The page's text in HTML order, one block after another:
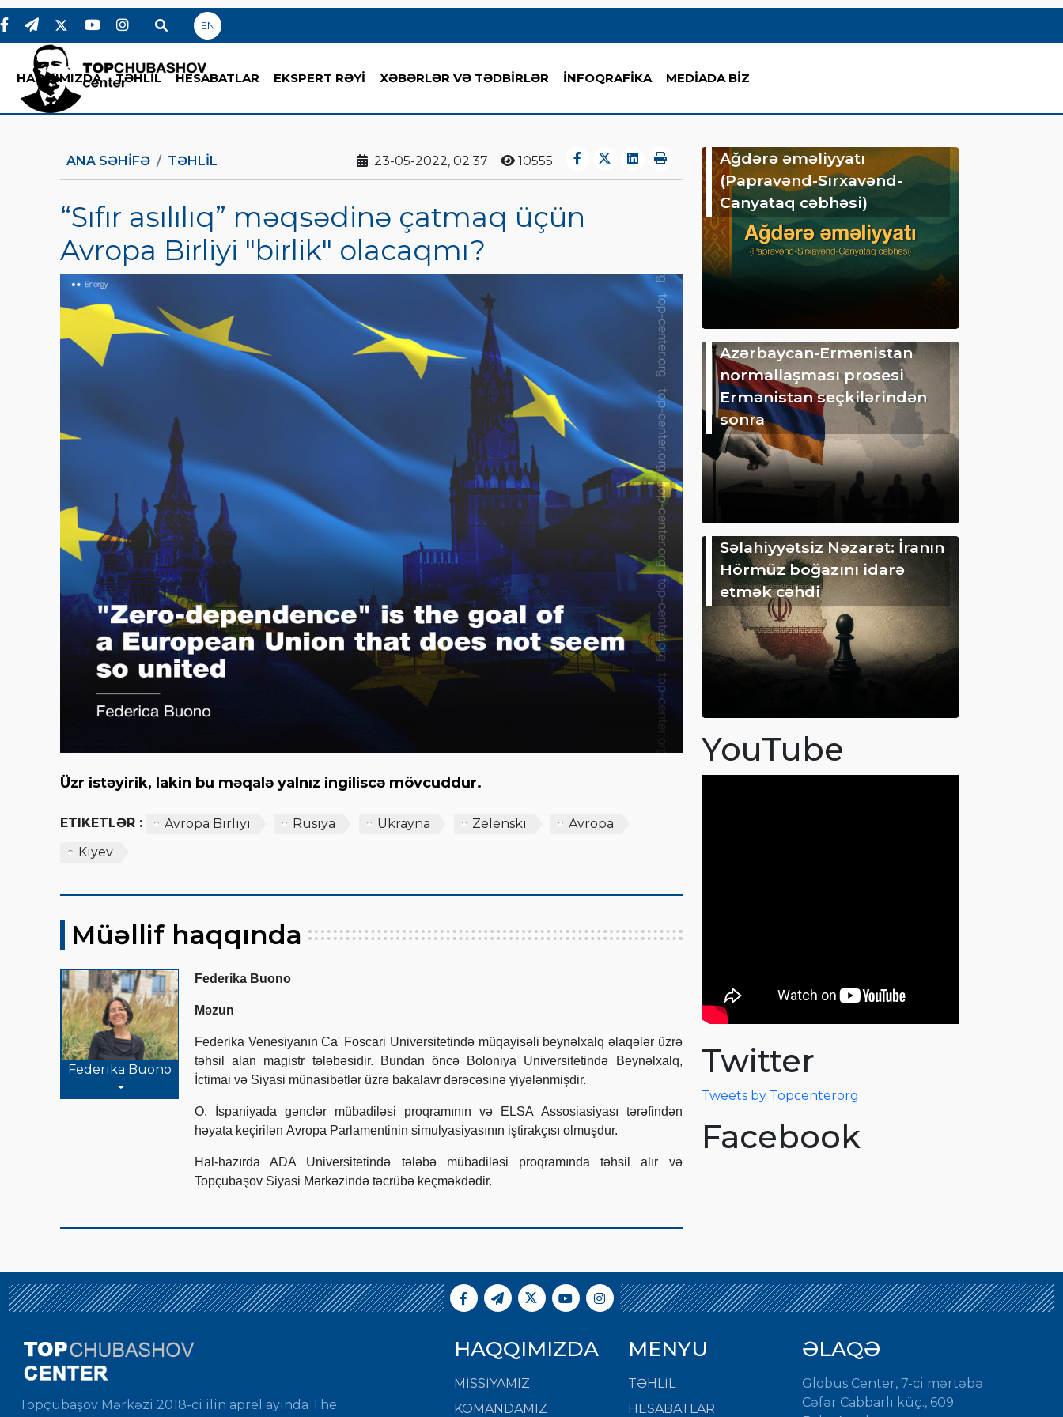
EN
HAQQIMIZDA TƏHLİL HESABATLAR EKSPERT RƏYİ XƏBƏRLƏR VƏ TƏDBİRLƏR İNFOQRAFİKA MEDİADA BİZ
ANA SƏHIFƏ TƏHLİL 23-05-2022, 02:37 10555
“Sıfır asılılıq” məqsədinə çatmaq üçün
Avropa Birliyi "birlik" olacaqmı?
Üzr istəyirik, lakin bu məqalə yalnız ingiliscə mövcuddur.
ETIKETLƏR : Avropa Birliyi Rusiya Ukrayna Zelenski
Avropa
Kiyev
Müəllif haqqında
Federika Buono
Federika Buono
Məzun
Federika Venesiyanın Ca' Foscari Universitetində müqayisəli beynəlxalq əlaqələr üzrə
təhsil alan magistr tələbəsidir. Bundan öncə Boloniya Universitetində Beynəlxalq,
İctimai və Siyasi münasibətlər üzrə bakalavr dərəcəsinə yiyələnmişdir.
O, İspaniyada gənclər mübadiləsi proqramının və ELSA Assosiasiyası tərəfindən
həyata keçirilən Avropa Parlamentinin simulyasiyasının iştirakçısı olmuşdur.
Hal-hazırda ADA Universitetində tələbə mübadiləsi proqramında təhsil alır və
Topçubaşov Siyasi Mərkəzində təcrübə keçməkdədir.
Ağdərə əməliyyatı
(Papravənd-Sırxavənd-
Canyataq cəbhəsi)
Azərbaycan-Ermənistan
normallaşması prosesi
Ermənistan seçkilərindən
sonra
Səlahiyyətsiz Nəzarət: İranın
Hörmüz boğazını idarə
etmək cəhdi
YouTube
Twitter
Tweets by Topcenterorg
Facebook
Topçubaşov Mərkəzi 2018-ci ilin aprel ayında The
HAQQIMIZDA
MISSIYAMIZ
KOMANDAMIZ
MENYU
TƏHLİL
HESABATLAR
ƏLAQƏ
Globus Center, 7-ci mərtəbə
Cəfər Cabbarlı küç., 609